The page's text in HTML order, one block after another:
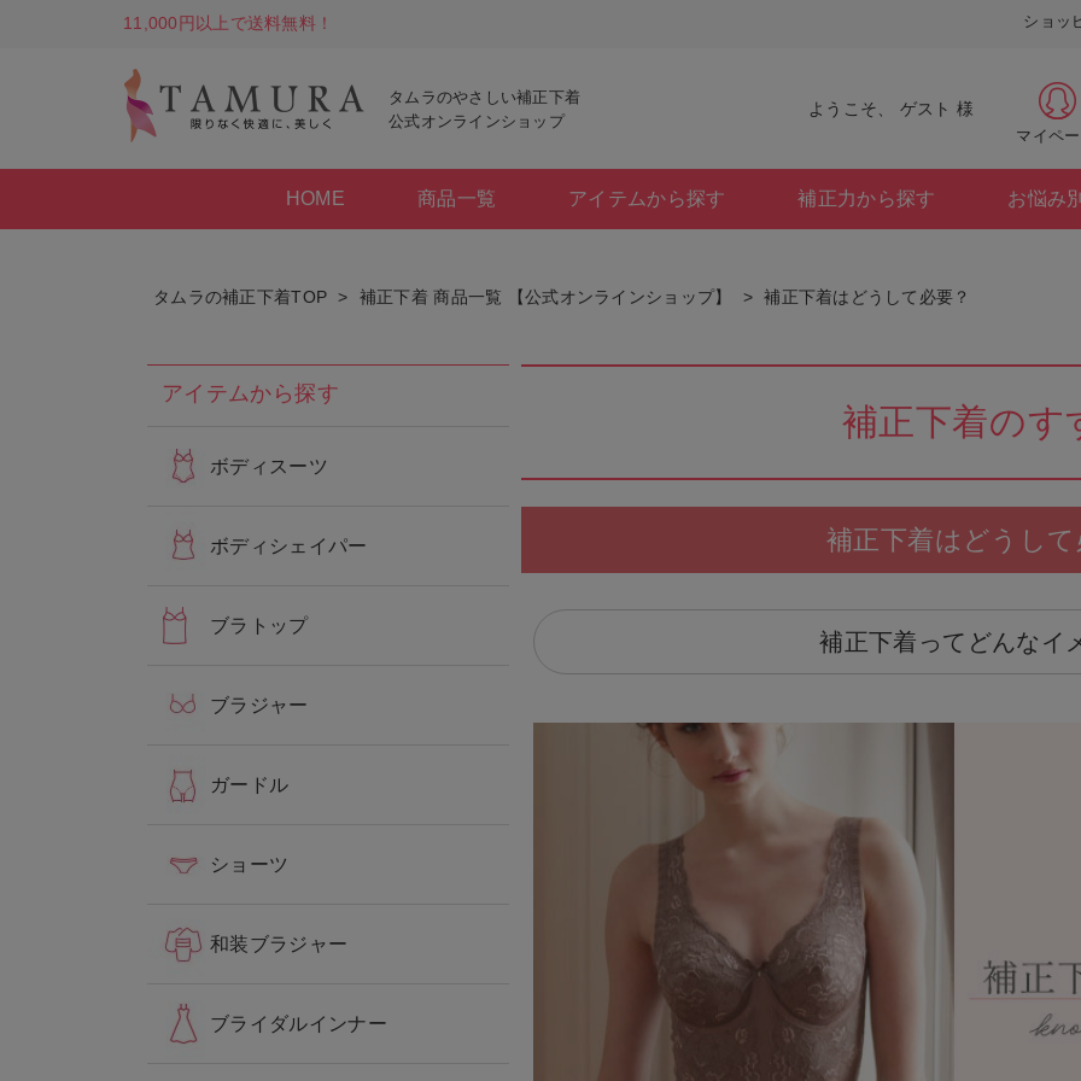
11,000円以上で送料無料！
タムラのやさしい補正下着
公式オンラインショップ
ようこそ、 ゲスト 様
マイペ
ショッ
HOME 商品一覧 アイテムから探す 補正力から探す お悩み
タムラの補正下着TOP 補正下着 商品一覧 【公式オンラインショップ】 補正下着はどうして必要？
アイテムから探す
ボディスーツ
ボディシェイパー
ブラトップ
ブラジャー
ガードル
ショーツ
和装ブラジャー
ブライダルインナー
補正下着のす
補正下着はどうし
補正下着ってどんなイ